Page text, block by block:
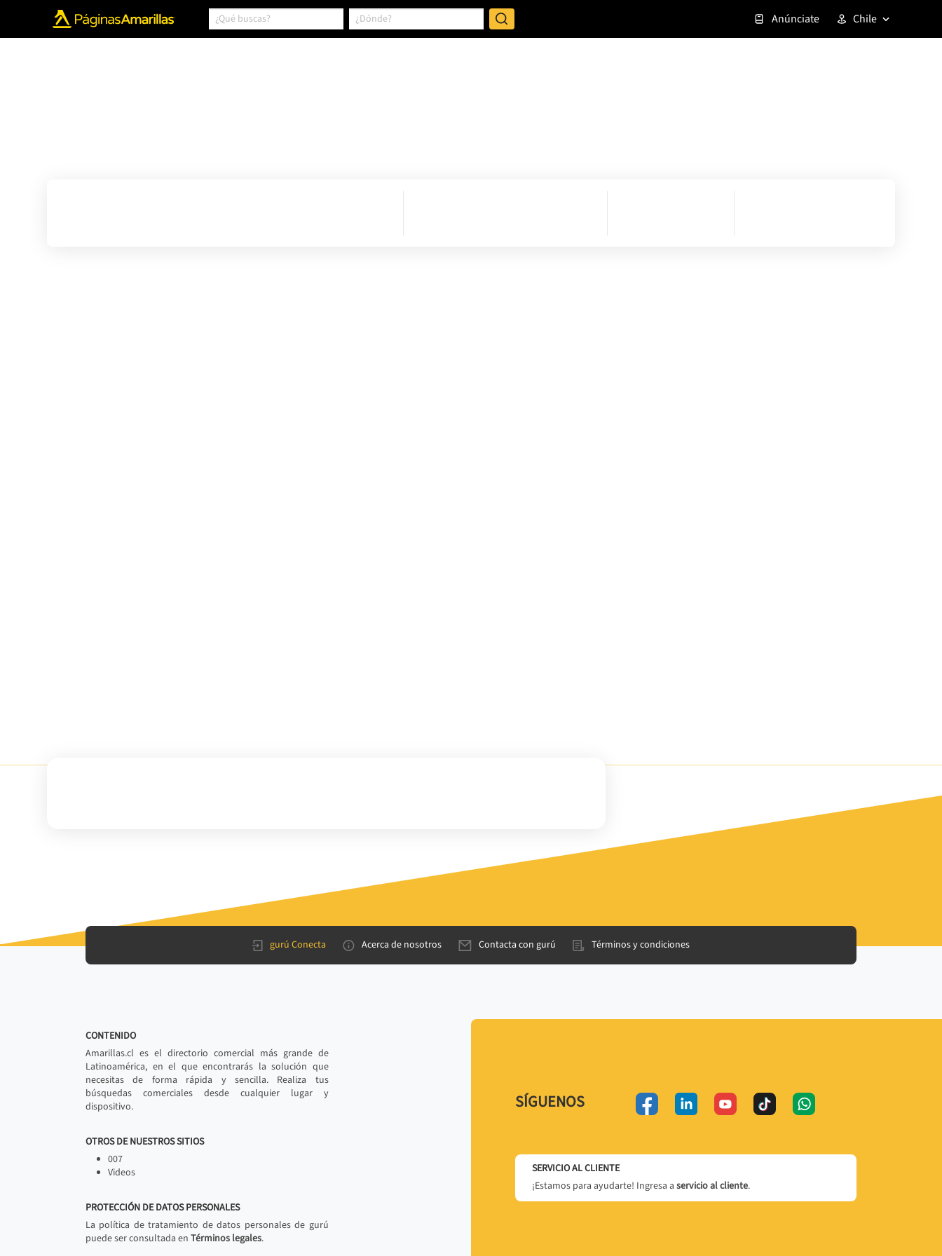
Anúnciate Chile
gurú Conecta Acerca de nosotros Contacta con gurú Términos y condiciones
CONTENIDO
Amarillas.cl es el directorio comercial más grande de
Latinoamérica, en el que encontrarás la solución que
necesitas de forma rápida y sencilla. Realiza tus
búsquedas comerciales desde cualquier lugar y
dispositivo.
OTROS DE NUESTROS SITIOS
007
Videos
PROTECCIÓN DE DATOS PERSONALES
La política de tratamiento de datos personales de gurú
puede ser consultada en Términos legales.
SÍGUENOS
SERVICIO AL CLIENTE
¡Estamos para ayudarte! Ingresa a servicio al cliente.